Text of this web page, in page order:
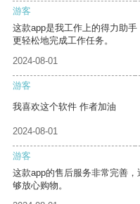
游客
这款app是我工作上的得力助
更轻松地完成工作任务。
2024-08-01
游客
我喜欢这个软件 作者加油
2024-08-01
游客
这款app的售后服务非常完善
够放心购物。